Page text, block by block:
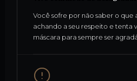
Você sofre por não saber o que
achando a seu respeito e tenta
máscara para sempre ser